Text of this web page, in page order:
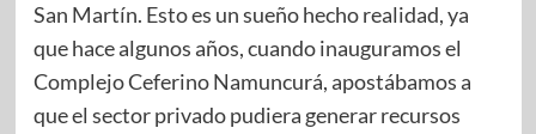
San Martín. Esto es un sueño hecho realidad, ya
que hace algunos años, cuando inauguramos el
Complejo Ceferino Namuncurá, apostábamos a
que el sector privado pudiera generar recursos